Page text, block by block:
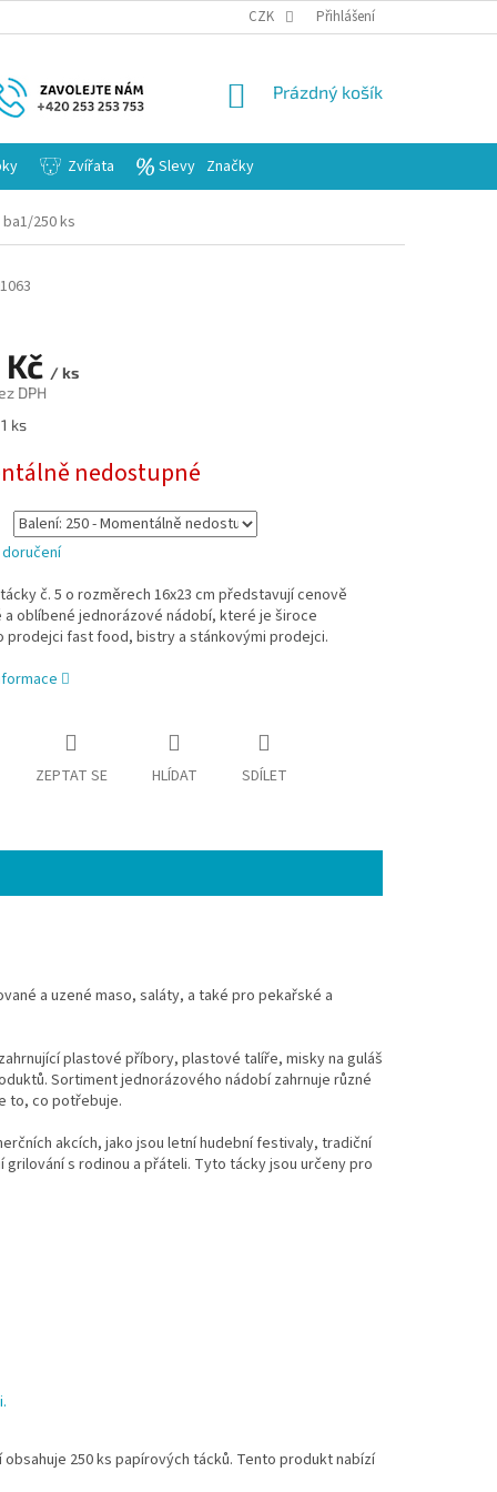
CZK Přihlášení
NÁKUPNÍ
Prázdný košík
Zvířata Slevy Značky
250 ks
/ ks
DPH
ks
nedostupné
č. 5 o rozměrech 16x23 cm představují cenově
oblíbené jednorázové nádobí, které je široce
prodejci fast food, bistry a stánkovými prodejci.
ZEPTAT SE HLÍDAT SDÍLET
a uzené maso, saláty, a také pro pekařské a
plastové příbory, plastové talíře, misky na guláš
Sortiment jednorázového nádobí zahrnuje různé
to, co potřebuje.
akcích, jako jsou letní hudební festivaly, tradiční
s rodinou a přáteli. Tyto tácky jsou určeny pro
250 ks papírových tácků. Tento produkt nabízí